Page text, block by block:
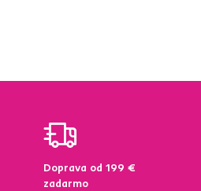
Doprava od 199 €
zadarmo